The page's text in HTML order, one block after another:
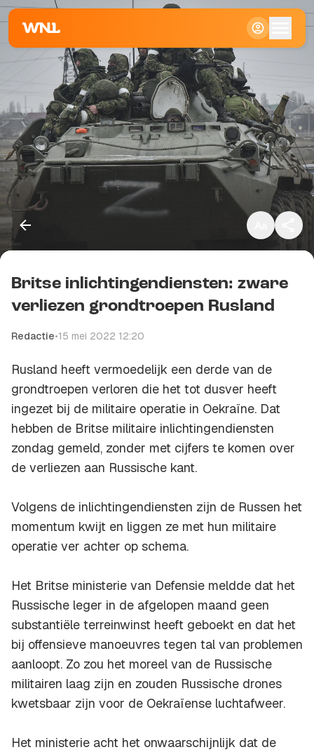
Klein
Standaard
Groot
Kopieer link
Britse inlichtingendiensten: zware
verliezen grondtroepen Rusland
Redactie•15 mei 2022 12:20
Rusland heeft vermoedelijk een derde van de
grondtroepen verloren die het tot dusver heeft
ingezet bij de militaire operatie in Oekraïne. Dat
hebben de Britse militaire inlichtingendiensten
zondag gemeld, zonder met cijfers te komen over
de verliezen aan Russische kant.
Volgens de inlichtingendiensten zijn de Russen het
momentum kwijt en liggen ze met hun militaire
operatie ver achter op schema.
Het Britse ministerie van Defensie meldde dat het
Russische leger in de afgelopen maand geen
substantiële terreinwinst heeft geboekt en dat het
bij offensieve manoeuvres tegen tal van problemen
aanloopt. Zo zou het moreel van de Russische
militairen laag zijn en zouden Russische drones
kwetsbaar zijn voor de Oekraïense luchtafweer.
Het ministerie acht het onwaarschijnlijk dat de